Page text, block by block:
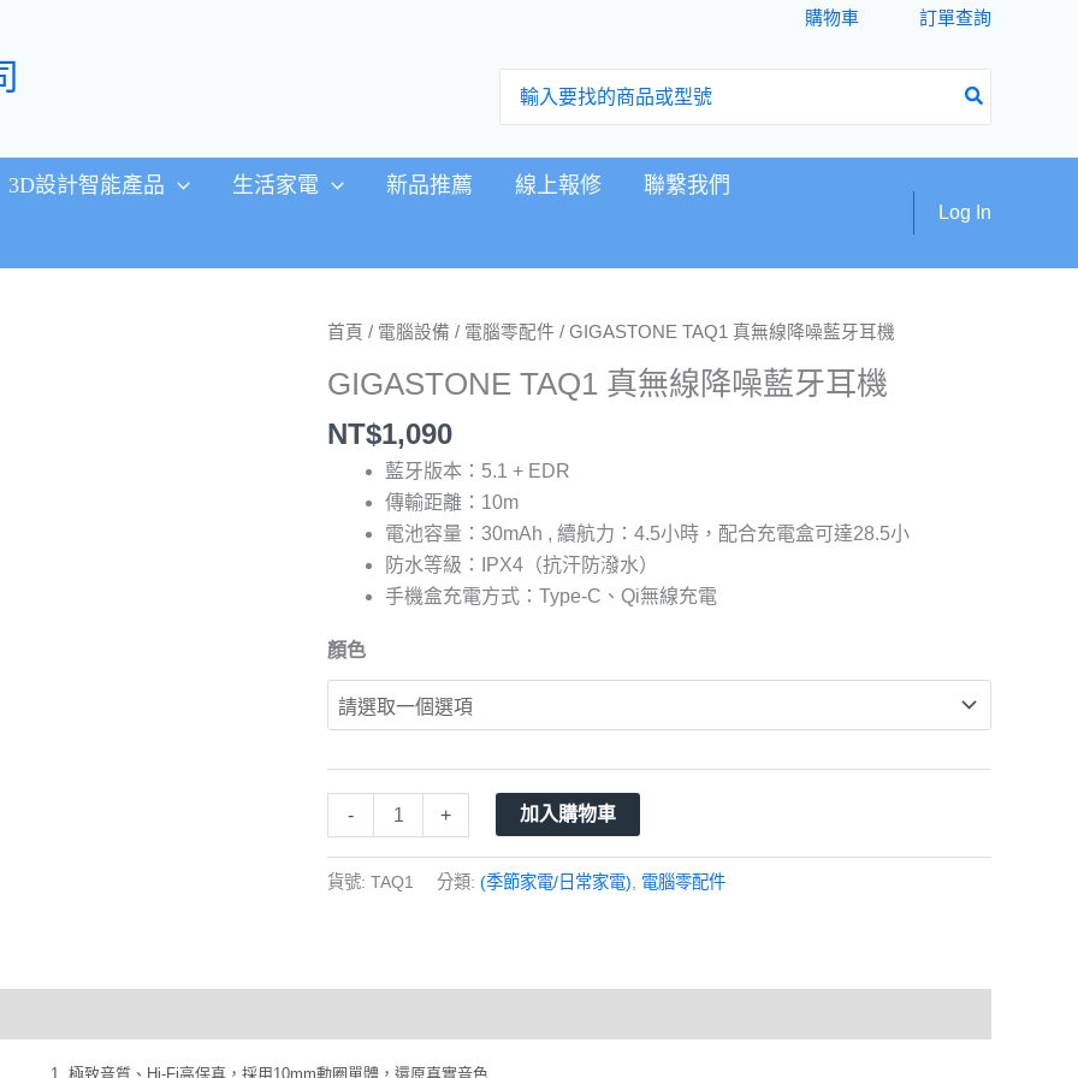
購物車 訂單查詢
3D設計智能產品 生活家電 新品推薦 線上報修 聯繫我們
Log In
首頁 / 電腦設備 / 電腦零配件 / GIGASTONE TAQ1 真無線降噪藍牙耳機
GIGASTONE TAQ1 真無線降噪藍牙耳機
NT$1,090
藍牙版本：5.1 + EDR
傳輸距離：10m
電池容量：30mAh , 續航力：4.5小時，配合充電盒可達28.5小
防水等級：IPX4（抗汗防潑水）
手機盒充電方式：Type-C、Qi無線充電
顏色
-
GIGASTONE
真
無
機
量
+ 加入購物車
貨號: TAQ1 分類: (季節家電/日常家電), 電腦零配件
1. 極致音質、Hi-Fi高保真，採用10mm動圈單體，還原真實音色